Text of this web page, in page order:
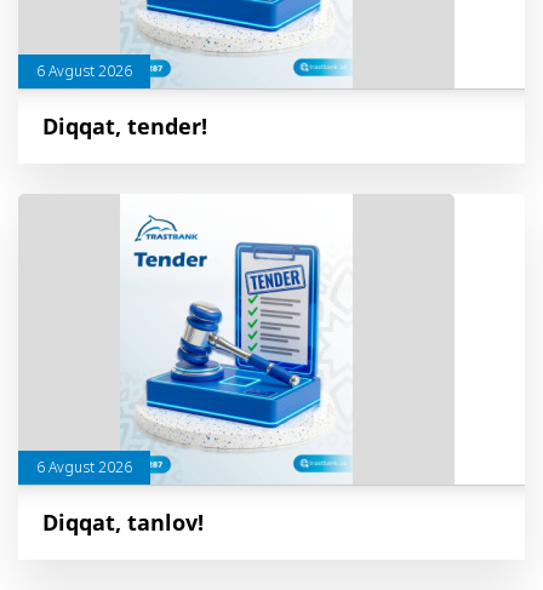
6 Avgust 2026
Diqqat, tender!
6 Avgust 2026
Diqqat, tanlov!